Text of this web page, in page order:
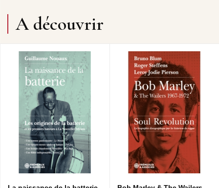
Abus Dangereux à ses projets mêlant jazz, rock, musique
contemporaine et littérature, il n’a cessé d’explorer les
formes et les passerelles entre les disciplines. Pédagogue
collaborateur de nombreuses revues spécialisées, il
partage ici une expérience de terrain rare, où l’analyse se
mêle à l’humour, à l’érudition et à l’esprit critique. Un
ouvrage accessible et exigeant, destiné à tous ceux qui
souhaitent comprendre ce que signifie aujourd’hui faire,
penser et vivre la musique.
Patrick FRÉMEAUX
Pierrejean Gaucher, musicien, leader de nombreux
groupes dont Abus Dangereux, Zappe Zappa et Zappe
Satie. Il compose pour le théâtre et la télévision, il
enregistre, produit des artistes. Il a enseigné au Centre des
musiques Didier Lockwood et intervient dans la presse
A découvrir